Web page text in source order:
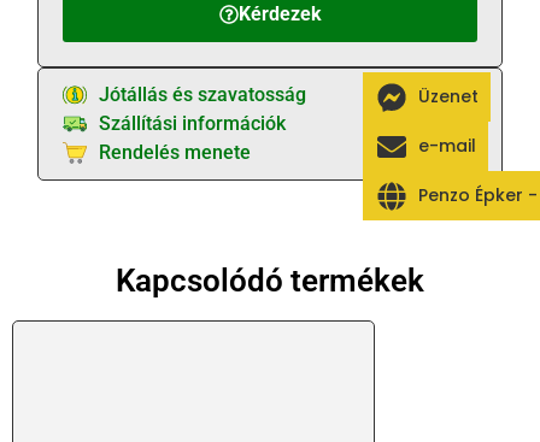
Kérdezek
Jótállás és szavatosság
Szállítási információk
Rendelés menete
Kapcsolódó termékek
Üzenet
e-mail
Penzo Épker